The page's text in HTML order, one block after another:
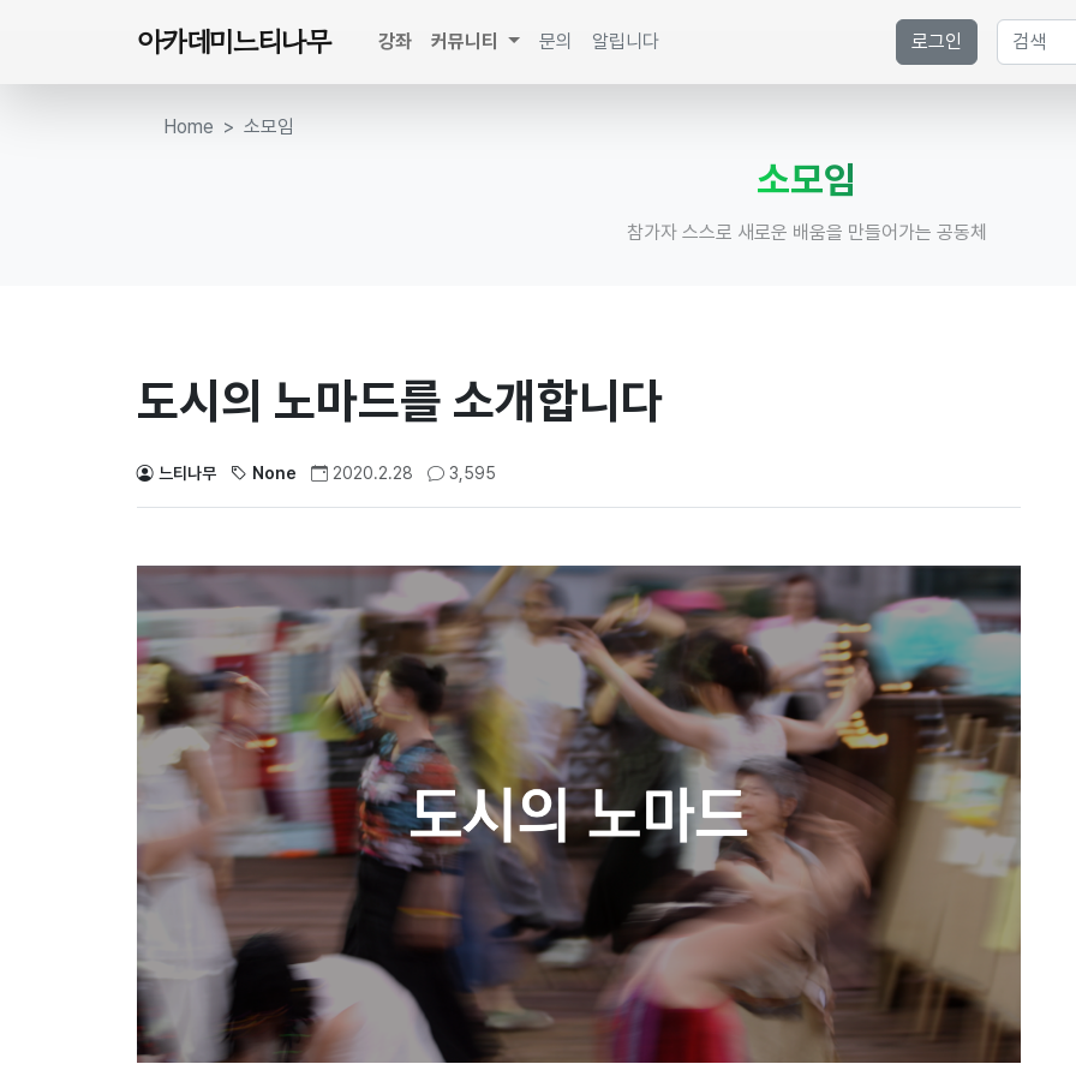
아카데미느티나무 강좌 커뮤니티 문의 알립니다 로그인
Home 소모임
소모임
참가자 스스로 새로운 배움을 만들어가는 공동체
도시의 노마드를 소개합니다
느티나무 None 2020.2.28 3,595